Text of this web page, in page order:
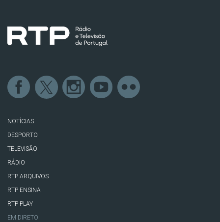
NOTÍCIAS
DESPORTO
TELEVISÃO
RÁDIO
RTP ARQUIVOS
RTP ENSINA
RTP PLAY
EM DIRETO